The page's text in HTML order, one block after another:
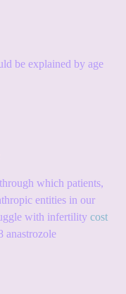
be explained by age
which patients,
entities in our
with infertility cost
anastrozole